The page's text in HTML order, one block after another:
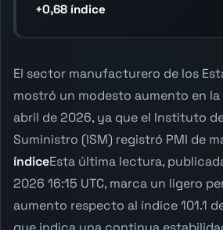
+0,68 índice
El sector manufacturero de los
mostró un modesto aumento en
abril de 2026, ya que el Instituto
Suministro (ISM) registró PMI de
índiceEsta última lectura,
2026 16:15 UTC, marca un ligero
aumento respecto al índice 101.1